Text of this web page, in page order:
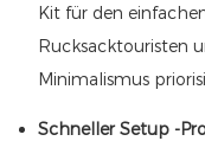
Kit für den
Rucksacktouristen
Minimalismus
Schneller Setup -